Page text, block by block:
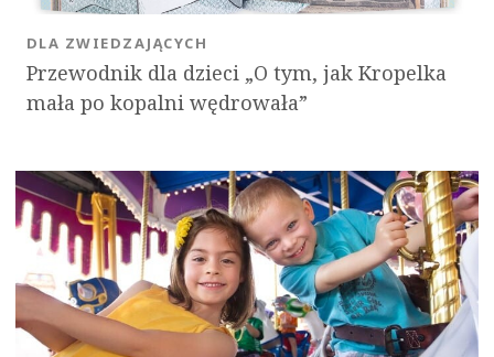
Przewodnik dla dzieci „O tym, jak Kropelka
mała po kopalni wędrowała”
DLA ZWIEDZAJĄCYCH
OK